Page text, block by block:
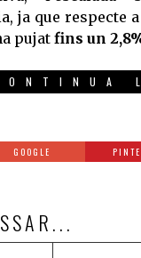
ja que respecte
pujatfins un
GOOGLE